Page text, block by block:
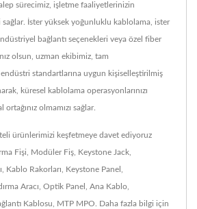
sürecimiz, işletme faaliyetlerinizin
İster yüksek yoğunluklu kablolama, ister
bağlantı seçenekleri veya özel fiber
olsun, uzman ekibimiz, tam
endüstri standartlarına uygun kişiselleştirilmiş
küresel kablolama operasyonlarınızı
olmamızı sağlar.
ürünlerimizi keşfetmeye davet ediyoruz
Fişi Modüler Fiş Keystone Jack
Kablo Rakorları Keystone Panel
Aracı Optik Panel Ana Kablo
Kablosu MTP MPO . Daha fazla bilgi için